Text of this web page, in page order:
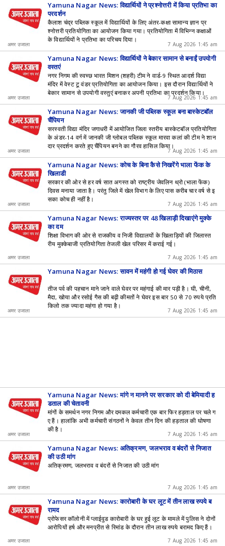
Yamuna Nagar News: विद्यार्थियों ने प्रश्नोत्तरी में किया प्रतिभा का
प्रदर्शन
कैलाश चंद्र पब्लिक स्कूल में विद्यार्थियों के लिए अंतर-कक्षा सामान्य ज्ञान प्र
श्नोत्तरी प्रतियोगिता का आयोजन किया गया। प्रतियोगिता में विभिन्न कक्षाओं
के विद्यार्थियों ने प्रतिभा का परिचय दिया।
अमर उजाला 7 Aug 2026 1:45 am
Yamuna Nagar News: विद्यार्थियों ने बेकार सामान से बनाईं उपयोगी
वस्तुएं
नगर निगम की स्वच्छ भारत मिशन (शहरी) टीम ने वार्ड-9 स्थित आदर्श विद्या
मंदिर में वेस्ट टू वंडर प्रतियोगिता का आयोजन किया। इस दौरान विद्यार्थियों ने
बेकार सामान से उपयोगी वस्तुएं बनाकर अपनी प्रतिभा का प्रदर्शन किया।
अमर उजाला 7 Aug 2026 1:45 am
Yamuna Nagar News: जानकी जी पब्लिक स्कूल बना बास्केटबॉल
चैंपियन
सरस्वती विद्या मंदिर जगाधरी में आयोजित जिला स्तरीय बास्केटबॉल प्रतियोगिता
के अंडर-14 वर्ग में जानकी जी ग्लोबल पब्लिक स्कूल मारवा कलां की टीम ने शान
दार प्रदर्शन करते हुए चैंपियन बनने का गौरव हासिल किया।
अमर उजाला 7 Aug 2026 1:45 am
Yamuna Nagar News: कोच के बिना कैसे निखरेंगे भाला फेंक के
खिलाड़ी
सरकार की ओर से हर वर्ष सात अगस्त को राष्ट्रीय जेवलिन थ्रो (भाला फेंक)
दिवस मनाया जाता है। परंतु जिले में खेल विभाग के लिए पास करीब चार वर्ष से इ
सका कोच ही नहीं है।
अमर उजाला 7 Aug 2026 1:45 am
Yamuna Nagar News: राज्यस्तर पर 48 खिलाड़ी दिखाएंगे मुक्के
का दम
शिक्षा विभाग की ओर से राजकीय व निजी विद्यालयों के खिलाड़ियों की जिलास्त
रीय मुक्केबाजी प्रतियोगिता तेजली खेल परिसर में कराई गई।
अमर उजाला 7 Aug 2026 1:45 am
Yamuna Nagar News: सावन में महंगी हो गई घेवर की मिठास
तीज पर्व की पहचान माने जाने वाले घेवर पर महंगाई की मार पड़ी है। घी, चीनी,
मैदा, खोया और रसोई गैस की बढ़ी कीमतों ने घेवर इस बार 50 से 70 रुपये प्रति
किलो तक ज्यादा महंगा हो गया है।
अमर उजाला 7 Aug 2026 1:45 am
Yamuna Nagar News: मांगे न मानने पर सरकार को दी बेमियादी ह
ड़ताल की चेतावनी
मांगों के समर्थन नगर निगम और दमकल कर्मचारी एक बार फिर हड़ताल पर चले ग
ए हैं। हालांकि अभी कर्मचारी संगठनों ने केवल तीन दिन की हड़ताल की घोषणा
की है।
अमर उजाला 7 Aug 2026 1:45 am
Yamuna Nagar News: अतिक्रमण, जलभराव व बंदरों से निजात
की उठी मांग
अतिक्रमण, जलभराव व बंदरों से निजात की उठी मांग
अमर उजाला 7 Aug 2026 1:45 am
Yamuna Nagar News: कारोबारी के घर लूट में तीन लाख रुपये ब
रामद
प्रोफेसर कॉलोनी में प्लाईवुड कारोबारी के घर हुई लूट के मामले में पुलिस ने दोनों
आरोपियों हर्ष और मनप्रीत से रिमांड के दौरान तीन लाख रुपये बरामद किए हैं।
अमर उजाला 7 Aug 2026 1:45 am